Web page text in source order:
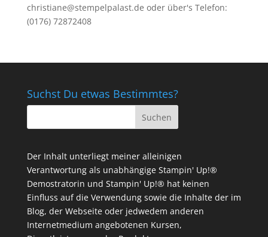
christiane@stempelpalast.de oder über's Telefon:
(0176) 72872408
Suchst Du etwas Bestimmtes?
Der Inhalt unterliegt meiner alleinigen
Verantwortung als unabhängige Stampin' Up!®
Demostratorin und Stampin' Up!® hat keinen
Einfluss auf die Verwendung sowie die Inhalte der im
Blog, der Webseite oder jedwedem anderen
Internetmedium angebotenen Kursen,